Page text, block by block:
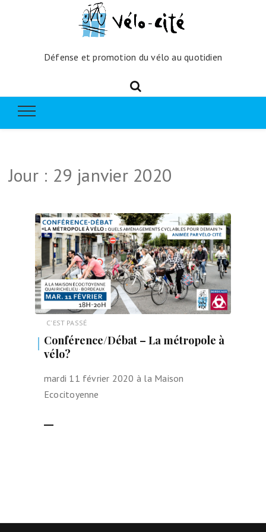
Défense et promotion du vélo au quotidien
Jour : 29 janvier 2020
C'EST PASSÉ
Conférence/Débat – La métropole à
vélo?
mardi 11 février 2020 à la Maison
Ecocitoyenne